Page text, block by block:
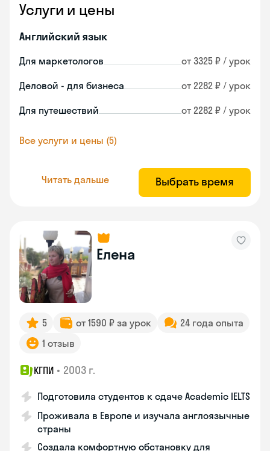
Услуги и цены
Английский язык
Для маркетологов от 3325 ₽ / урок
Деловой - для бизнеса от 2282 ₽ / урок
Для путешествий от 2282 ₽ / урок
Все услуги и цены (5)
Читать дальше Выбрать время
Елена
5 от 1590 ₽ за урок
24 года опыта
1 отзыв
КГПИ • 2003 г.
Подготовила студентов к сдаче Academic IELTS
Проживала в Европе и изучала англоязычные
страны
Создала комфортную обстановку для